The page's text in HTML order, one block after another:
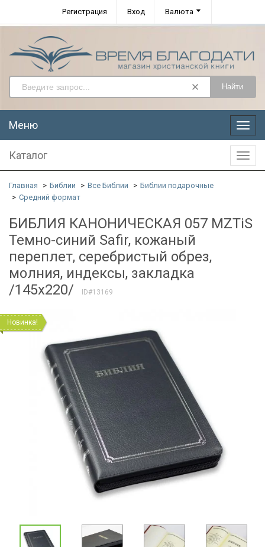
Регистрация Вход Валюта
Найти
Меню
Меню
Каталог
Главная Библии Все Библии
Библии подарочные
Средний формат
БИБЛИЯ КАНОНИЧЕСКАЯ 057 MZTiS
Темно-синий Safir, кожаный
переплет, серебристый обрез,
молния, индексы, закладка
/145х220/
ID#13169
Новинка!